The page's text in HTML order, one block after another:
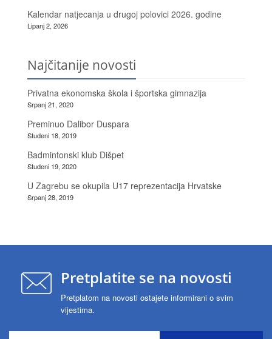
Kalendar natjecanja u drugoj polovici 2026. godine
Lipanj 2, 2026
Najčitanije novosti
Privatna ekonomska škola i športska gimnazija
Srpanj 21, 2020
Preminuo Dalibor Duspara
Studeni 18, 2019
Badmintonski klub Dišpet
Studeni 19, 2020
U Zagrebu se okupila U17 reprezentacija Hrvatske
Srpanj 28, 2019
Pretplatite se na novosti
Pretplatom na novosti ostajete informirani o svim
vijestima.